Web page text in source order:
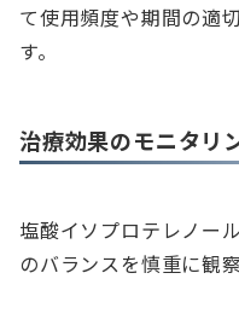
て使用頻度や期間の適
す。
治療効果のモニタリ
塩酸イソプロテレノー
のバランスを慎重に観